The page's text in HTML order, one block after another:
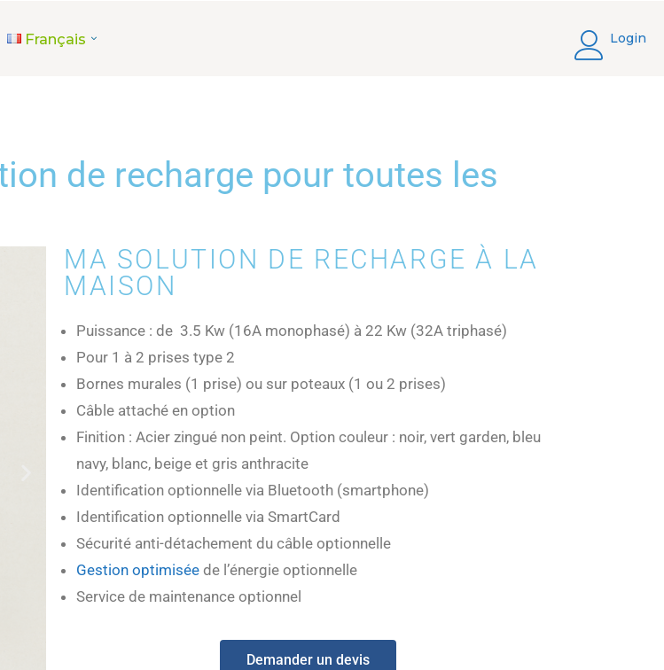
Français Login
de recharge pour toutes les
MA SOLUTION DE RECHARGE À LA
MAISON
Puissance : de 3.5 Kw (16A monophasé) à 22 Kw (32A triphasé)
Pour 1 à 2 prises type 2
Bornes murales (1 prise) ou sur poteaux (1 ou 2 prises)
Câble attaché en option
Finition : Acier zingué non peint. Option couleur : noir, vert garden, bleu
navy, blanc, beige et gris anthracite
Identification optionnelle via Bluetooth (smartphone)
Identification optionnelle via SmartCard
Sécurité anti-détachement du câble optionnelle
Gestion optimisée de l’énergie optionnelle
Service de maintenance optionnel
Demander un devis